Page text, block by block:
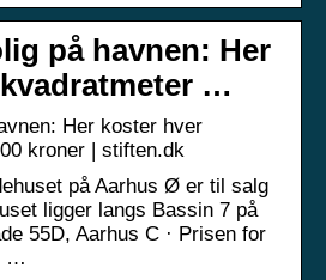
på havnen: Her
…
Her koster hver
kroner | stiften.dk
på Aarhus Ø er til salg
ligger langs Bassin 7 på
55D, Aarhus C · Prisen for
…